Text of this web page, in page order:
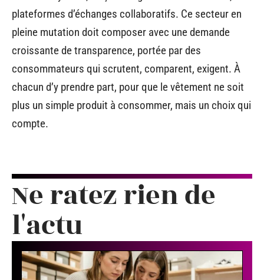
plateformes d’échanges collaboratifs. Ce secteur en
pleine mutation doit composer avec une demande
croissante de transparence, portée par des
consommateurs qui scrutent, comparent, exigent. À
chacun d’y prendre part, pour que le vêtement ne soit
plus un simple produit à consommer, mais un choix qui
compte.
Ne ratez rien de
l'actu